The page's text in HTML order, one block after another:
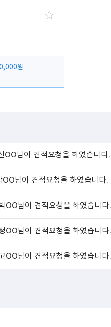
원
OO님이 견적요청을 하였습니다.
OO님이 견적요청을 하였습니다.
OO님이 견적요청을 하였습니다.
OO님이 견적요청을 하였습니다.
OO님이 견적요청을 하였습니다.